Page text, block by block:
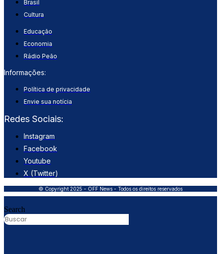
Brasil
Cultura
Educação
Economia
Rádio Peão
Informações:
Política de privacidade
Envie sua notícia
Redes Sociais:
Instagram
Facebook
Youtube
X (Twitter)
© Copyright 2025 - OFF News - Todos os direitos reservados
Search